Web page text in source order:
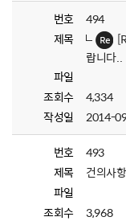
번호
494
제목
랍니다..
파일
조회수
4,334
작성일
2014-
번호
493
제목
건의사항
파일
조회수
3,968